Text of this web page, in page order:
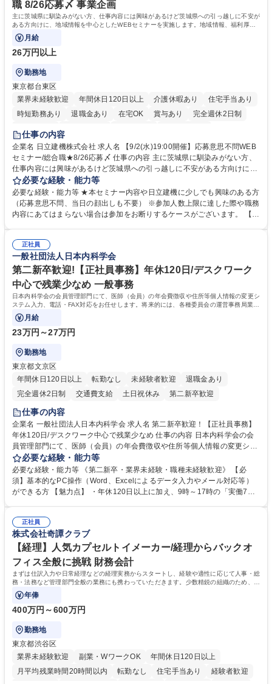
歴・資格 学歴：大学院 大学 高専 短大 専修学校 高校 語学力： 資格：
職 8/26応募〆 事業企画
主に茨城県に馴染みがない方、仕事内容には興味があるけど茨城県への引っ越しに不安が
ある方向けに、地域情報を中心としたWEBセミナーを実施します。地域情報、福利厚生
情報等をお伝えします。
月給
26万円以上
勤務地
東京都台東区
業界未経験歓迎
年間休日120日以上 介護休暇あり
住宅手当あり
時短勤務あり
退職金あり 在宅OK 賞与あり
完全週休2日制
交通費支給
仕事の内容
企業名 日立建機株式会社 求人名 【9/2(水)19:00開催】応募意思不問WEB
セミナー/総合職★8/26応募〆 仕事の内容 主に茨城県に馴染みがない方、
仕事内容には興味があるけど茨城県への引っ越しに不安がある方向けに、
地域情報を中心としたWEBセミナーを実施します。地域情報、福利厚生情
報等をお伝えします。 【セミナー内容】■地域説明、周辺施設情報を中心
にお伝えし、住宅相場や実際に社員がどの地域に住んでどのような生活を
しているのかについてもお伝えします。日立建機には借上げ部屋制度、住
参加時のお顔出しも不要です。ぜひ、お気軽にエントリーください。 募集
職種 【9/2(水)19:00開催】応募意思不問WEBセミナー/総合職★8/26応募
〆
必要な経験・能力等
必要な経験・能力等 ★本セミナー内容や日立建機に少しでも興味のある方
（応募意思不問、当日の顔出しも不要） ※参加人数上限に達した際や職務
内容にあてはまらない場合は参加をお断りするケースがございます。 【主
格：正社員
一般社団法人日本内科学会
第二新卒歓迎!【正社員事務】年休120日/デスクワーク
中心で残業少なめ 一般事務
日本内科学会の会員管理部門にて、医師（会員）の年会費徴収や住所等個人情報の変更シ
ステム入力、電話・FAX対応をお任せします。将来的には、各種委員会の運営事務局業務
などにも幅広く携わっていただきます。
月給
23万円～27万円
勤務地
東京都文京区
年間休日120日以上
転勤なし 未経験者歓迎
退職金あり
完全週休2日制
交通費支給 土日祝休み 第二新卒歓迎
仕事の内容
企業名 一般社団法人日本内科学会 求人名 第二新卒歓迎！【正社員事務】
年休120日/デスクワーク中心で残業少なめ 仕事の内容 日本内科学会の会
員管理部門にて、医師（会員）の年会費徴収や住所等個人情報の変更シス
テム入力、電話・FAX対応をお任せします。将来的には、各種委員会の運
営事務局業務などにも幅広く携わっていただきます。 【会員管理・データ
入力業務】 ・医師（会員）の住所変更、個人情報のシステム登録・更新
・年会費の徴収管理や入金データの照合確認 【問い合わせ対応】 ・会員
年休120日/デスクワーク中心で残業少なめ
必要な経験・能力等
必要な経験・能力等 《第二新卒・業界未経験・職種未経験歓迎》 【必
須】基本的なPC操作（Word、Excelによるデータ入力やメール対応等）
ができる方 【魅力点】 ・年休120日以上に加え、9時～17時の「実働7時
整、資料作成、当日の運営サポート 学歴・資格 学歴：大学院 大学 語学
力： 資格：
正社員
株式会社奇譚クラブ
【経理】人気カプセルトイメーカー/経理からバックオ
フィス全般に挑戦 財務会計
まずは仕訳入力や日常経理などの経理実務からスタートし、経験や適性に応じて人事・総
務・法務など管理部門全般の業務にも携わっていただきます。少数精鋭の組織のため、管
理部門責任者のもとで幅広い実務経験を
年俸
400万円～600万円
勤務地
東京都渋谷区
業界未経験歓迎
副業・WワークOK
年間休日120日以上
月平均残業時間20時間以内
転勤なし 住宅手当あり
経験者歓迎